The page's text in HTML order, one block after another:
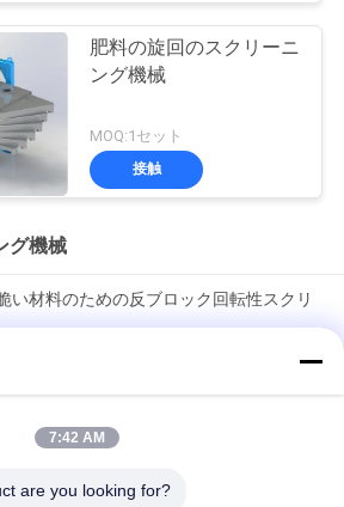
肥料の旋回のスクリーニ
ング機械
MOQ:1セット
接触
グ機械
い材料のための反ブロック回転性スクリ
容易なメンテナンスを備えた、固形粒
旋回篩機
化するために平面サイクロンスクリーン
7:42 AM
are you looking for?